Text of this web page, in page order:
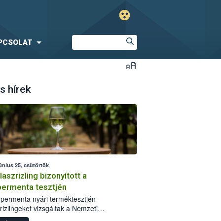
hírek
25, csütörtök
bizonyított a
tesztjén
nyári terméktesztjén
vizsgáltak a Nemzeti
biztonsági Hivatal (Nébih)